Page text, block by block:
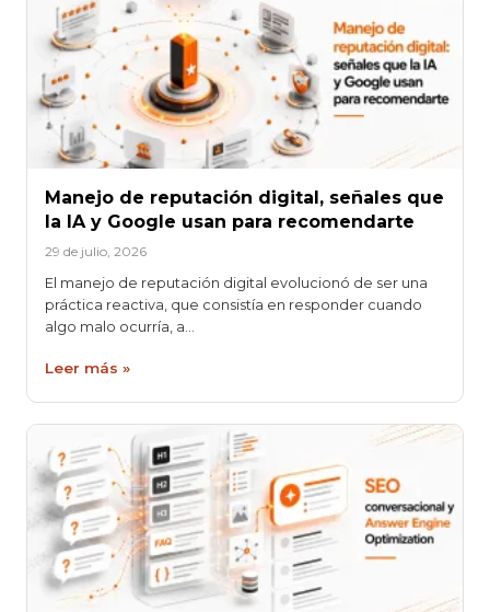
Manejo de reputación digital, señales que
la IA y Google usan para recomendarte
29 de julio, 2026
El manejo de reputación digital evolucionó de ser una
práctica reactiva, que consistía en responder cuando
algo malo ocurría, a…
Leer más »